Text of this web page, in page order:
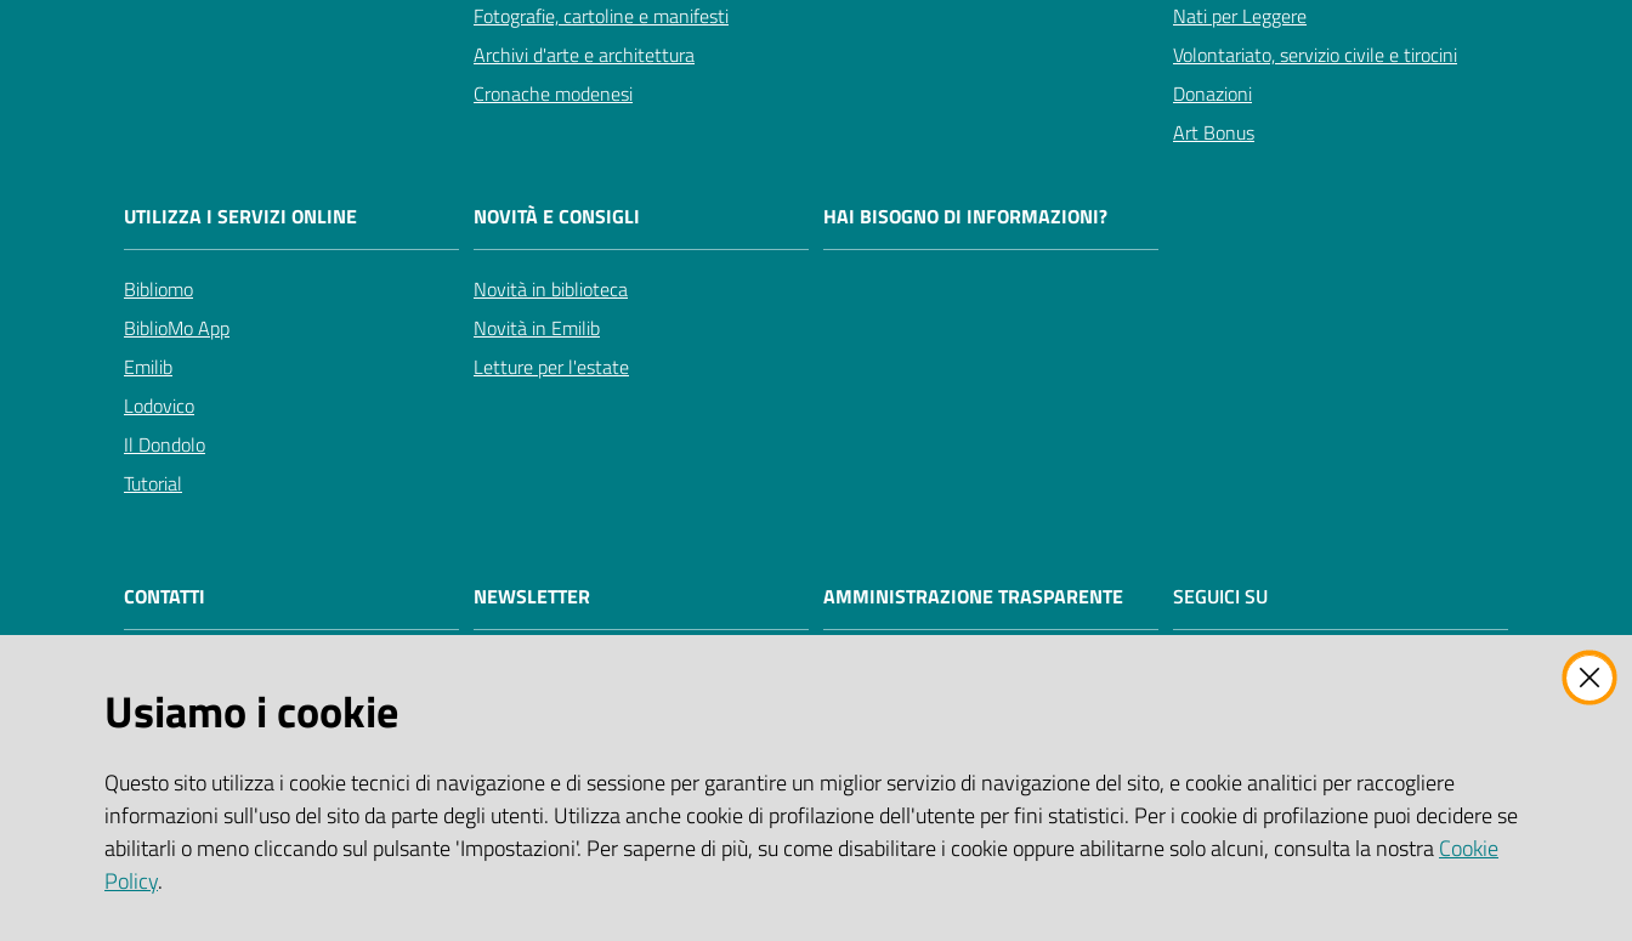
Fotografie, cartoline e manifesti
Archivi d'arte e architettura
Cronache modenesi
Nati per Leggere
Volontariato, servizio civile e tirocini
Donazioni
Art Bonus
UTILIZZA I SERVIZI ONLINE
Bibliomo
BiblioMo App
Emilib
Lodovico
Il Dondolo
Tutorial
NOVITÀ E CONSIGLI
Novità in biblioteca
Novità in Emilib
Letture per l'estate
HAI BISOGNO DI INFORMAZIONI?
CONTATTI
Modena
41121 Modena (MO) Italia
Centralino: 059 2032940
PEC:
biblioteche@cert.comune.modena.it
Email:
NEWSLETTER AMMINISTRAZIONE TRASPARENTE SEGUICI SU
Usiamo i cookie
Questo sito utilizza i cookie tecnici di navigazione e di sessione per garantire un miglior servizio di navigazione del sito, e cookie analitici per raccogliere
informazioni sull'uso del sito da parte degli utenti. Utilizza anche cookie di profilazione dell'utente per fini statistici. Per i cookie di profilazione puoi decidere se
abilitarli o meno cliccando sul pulsante 'Impostazioni'. Per saperne di più, su come disabilitare i cookie oppure abilitarne solo alcuni, consulta la nostraCookie
Policy.